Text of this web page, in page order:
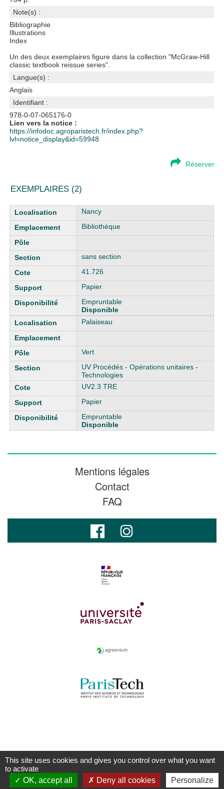
Note(s) :
Bibliographie
Illustrations
Index
Un des deux exemplaires figure dans la collection "McGraw-Hill
classic textbook reissue series".
Langue(s) :
Anglais
Identifiant :
978-0-07-065176-0
Lien vers la notice :
https://infodoc.agroparistech.fr/index.php?
lvl=notice_display&id=59948
Réserver
EXEMPLAIRES (2)
Liste des exemplaires
Nancy
Bibliothèque
sans section
41.726
Papier
Empruntable
Disponible
Palaiseau
Vert
UV Procédés - Opérations unitaires -
Technologies
UV2.3 TRE
Papier
Empruntable
Disponible
Mentions légales
Contact
FAQ
This site uses cookies and gives you control over what you want
to activate
OK, accept all
Deny all cookies Personalize